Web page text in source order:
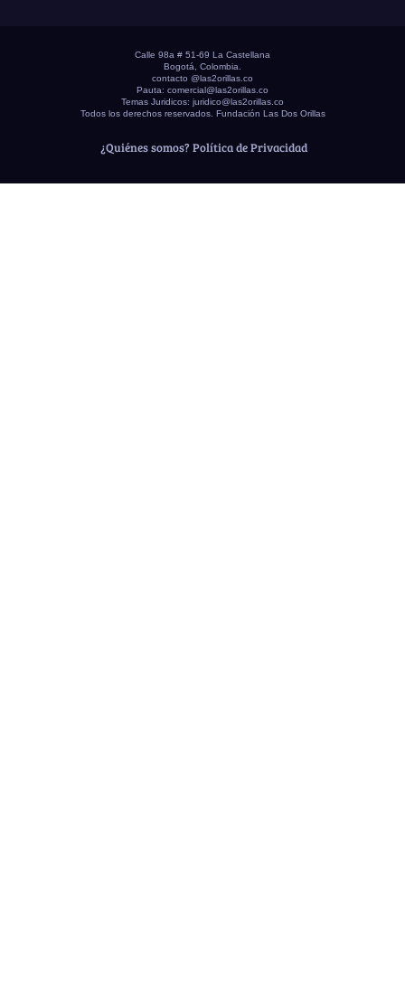
Calle 98a # 51-69 La Castellana
Bogotá, Colombia.
contacto @las2orillas.co
Pauta: comercial@las2orillas.co
Temas Juridicos: juridico@las2orillas.co
Todos los derechos reservados. Fundación Las Dos Orillas
¿Quiénes somos? Política de Privacidad